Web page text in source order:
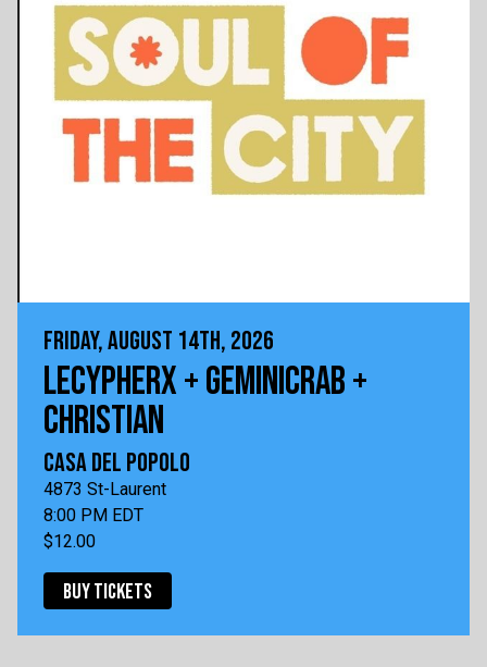
FRIDAY, AUGUST 14TH, 2026
LECYPHERX + GEMINICRAB +
CHRISTIAN
CASA DEL POPOLO
4873 St-Laurent
8:00 PM EDT
$12.00
BUY TICKETS